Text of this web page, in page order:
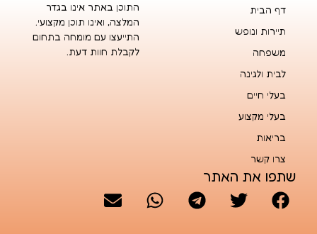
דף הבית
תיירות ונופש
משפחה
לבית ולגינה
בעלי חיים
בעלי מקצוע
בריאות
צרו קשר
התוכן באתר אינו בגדר
המלצה, ואינו תוכן מקצועי.
התייעצו עם מומחה בתחום
לקבלת חוות דעת.
שתפו את האתר